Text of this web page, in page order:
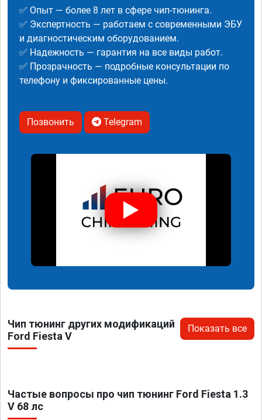
✅ Опыт — более 8 лет в сфере чип-тюнинга.
✅ Экспертность — работаем с современными ЭБУ
и диагностическим оборудованием.
✅ Надежность — гарантия на все виды работ.
✅ Прозрачность — подробные консультации по
телефону и фиксированные цены.
Позвонить Telegram
Чип тюнинг других модификаций
Ford Fiesta V
Показать все
Частые вопросы про чип тюнинг Ford Fiesta 1.3
V 68 лс